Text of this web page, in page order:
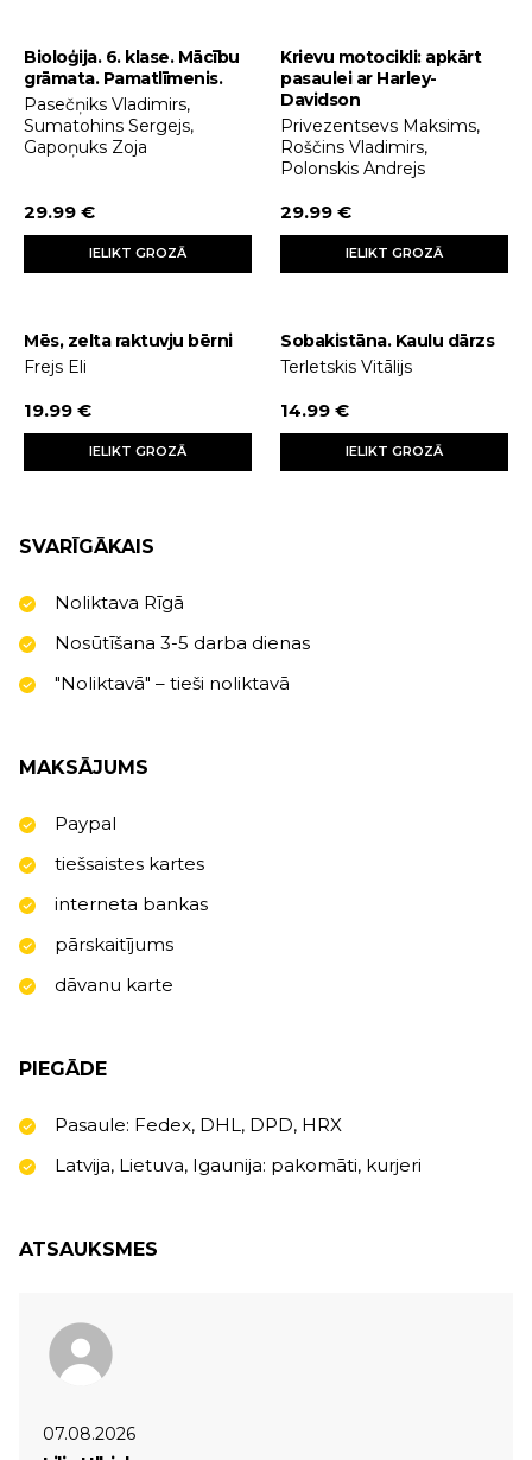
Bioloģija. 6. klase. Mācību
grāmata. Pamatlīmenis.
Pasečņiks Vladimirs,
Sumatohins Sergejs,
Gapoņuks Zoja
29.99 €
IELIKT GROZĀ
Krievu motocikli: apkārt
pasaulei ar Harley-
Davidson
Privezentsevs Maksims,
Roščins Vladimirs,
Polonskis Andrejs
29.99 €
IELIKT GROZĀ
Mēs, zelta raktuvju bērni
Frejs Eli
19.99 €
IELIKT GROZĀ
Sobakistāna. Kaulu dārzs
Terletskis Vitālijs
14.99 €
IELIKT GROZĀ
SVARĪGĀKAIS
Noliktava Rīgā
Nosūtīšana 3-5 darba dienas
"Noliktavā" – tieši noliktavā
MAKSĀJUMS
Paypal
tiešsaistes kartes
interneta bankas
pārskaitījums
dāvanu karte
PIEGĀDE
Pasaule: Fedex, DHL, DPD, HRX
Latvija, Lietuva, Igaunija: pakomāti, kurjeri
ATSAUKSMES
07.08.2026